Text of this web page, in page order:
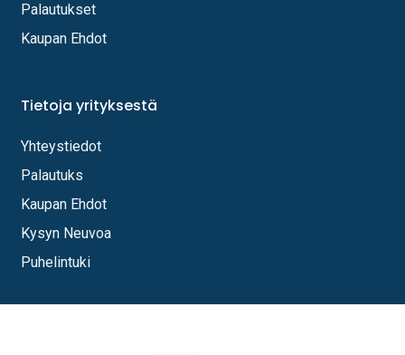
Palautukset
Kaupan Ehdot
Tietoja yrityksestä
Yhteystiedot
Palautuks
Kaupan Ehdot
Kysyn Neuvoa
Puhelintuki